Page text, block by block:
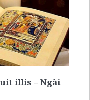
illis – Ngài